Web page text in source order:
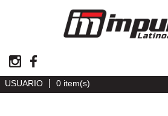
USUARIO 0 item(s)